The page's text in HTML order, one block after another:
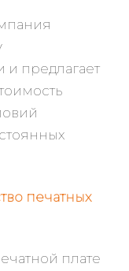
и предлагает
печатных